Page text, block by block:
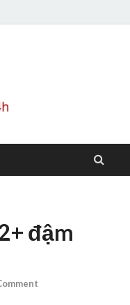
đậm